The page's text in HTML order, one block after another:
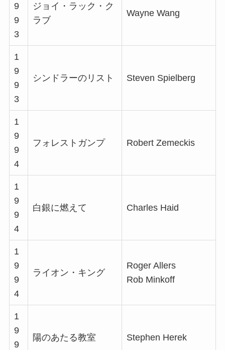
9
9
3
ジョイ・ラック・ク
ラブ
Wayne Wang
1
9
9
3
シンドラーのリスト Steven Spielberg
1
9
9
4
フォレストガンプ Robert Zemeckis
1
9
9
4
白銀に燃えて Charles Haid
1
9
9
4
ライオン・キング
Roger Allers
Rob Minkoff
1
9
9
陽のあたる教室 Stephen Herek